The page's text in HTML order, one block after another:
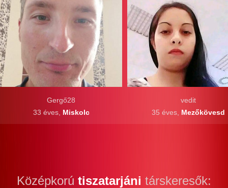
vedit
35 éves, Mezőkövesd
Gergő28
33 éves, Miskolc
Középkorú tiszatarjáni társkeresők: